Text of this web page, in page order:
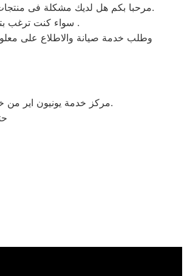
مرحبا بكم هل لديك مشكلة فى منتجات يونيون اير أو أعطال في منتجات يونيون اير التى تتطلب الدعم الفنى أو هل لديك سؤال؟ يمكننا المساعدة بسهولة لاننا أفضل خدمة عملاء صيانة فى مصر.
سواء كنت ترغب بتسجيل بلاغ أو شكاوى صيانة بالمنتج الخاص بك أو التواصل مع أحد ممثلي خدمة العملاء أو طلب خدمة صيانة الخاصة بمنتجات يونيون اير .
وطلب خدمة صيانة والاطلاع على
مركز خدمة يونيون اير من خلال الاتصال بأرقامنا يقوم مركز صيانة يونيون اير بتوحيد كل الخدمات في مكان واحد وفي أسرع وقت كخدمات مابعد البيع والمبيعات والشكاوي.